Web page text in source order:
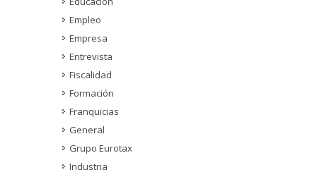
Empleo
Empresa
Entrevista
Fiscalidad
Formación
Franquicias
General
Grupo Eurotax
Industria